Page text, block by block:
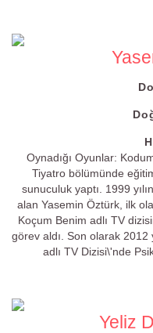
Oynadığı Oyunlar:
Tiyatro bölümünde
sunuculuk yaptı. 1999
alan Yasemin Öztürk, ilk
Koçum Benim adlı TV
görev aldı. Son olarak 2012
adlı TV Dizisi\'nde
Yeliz